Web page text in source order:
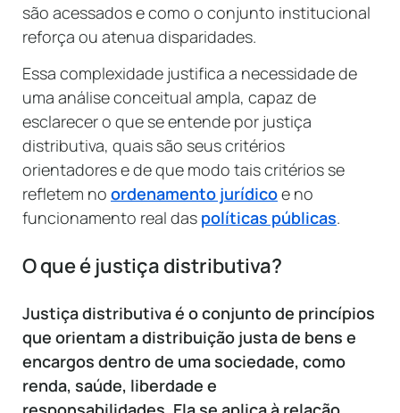
são acessados e como o conjunto institucional
reforça ou atenua disparidades.
Essa complexidade justifica a necessidade de
uma análise conceitual ampla, capaz de
esclarecer o que se entende por justiça
distributiva, quais são seus critérios
orientadores e de que modo tais critérios se
refletem no ordenamento jurídicoe no
funcionamento real das políticas públicas.
O que é justiça distributiva?
Justiça distributiva é o conjunto de princípios
que orientam a distribuição justa de bens e
encargos dentro de uma sociedade, como
renda, saúde, liberdade e